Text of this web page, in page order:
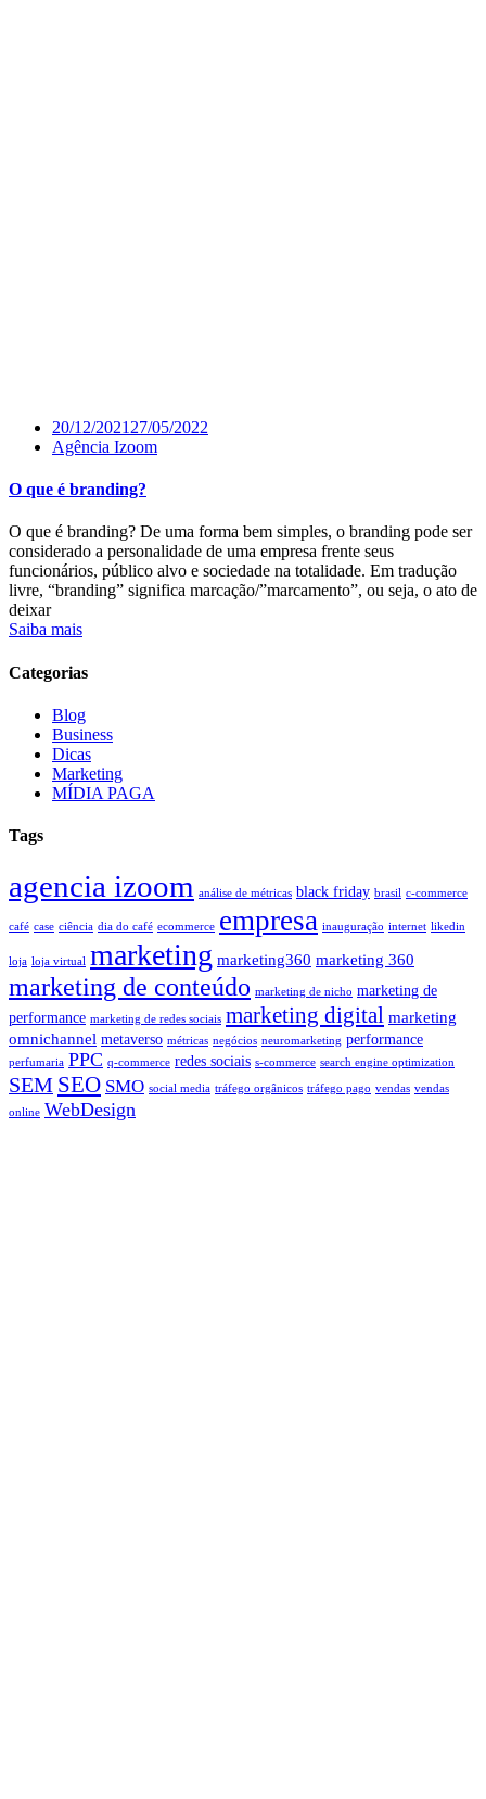
20/12/2021 27/05/2022
Agência Izoom
O que é branding?
O que é branding? De uma forma bem simples, o branding pode ser
considerado a personalidade de uma empresa frente seus
funcionários, público alvo e sociedade na totalidade. Em tradução
livre, “branding” significa marcação/”marcamento”, ou seja, o ato de
deixar
Saiba mais
Categorias
Blog
Business
Dicas
Marketing
MÍDIA PAGA
Tags
agencia izoom análise de métricas black friday brasil c-commerce
café case ciência dia do café ecommerce empresa inauguração internet likedin
loja loja virtual marketing marketing360 marketing 360
marketing de conteúdo marketing de nicho marketing de
performance marketing de redes sociais marketing digital marketing
omnichannel metaverso métricas negócios neuromarketing performance
perfumaria PPC q-commerce redes sociais s-commerce search engine optimization
SEM SEO SMO social media tráfego orgânicos tráfego pago vendas vendas
online WebDesign